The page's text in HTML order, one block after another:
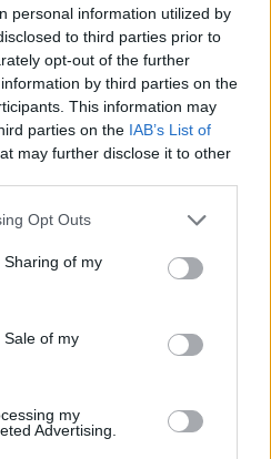
personal information utilized by
to third parties prior to
opt-out of the further
by third parties on the
This information may
parties on the IAB’s List of
may further disclose it to other
Opt Outs
of my
of my
my
Advertising.
miatt. A jegybanki
hogy az üzletkötő egyes
bennfentes
adott tőzsdei
a Budapesti Értéktőzsdére
alapokat érintően egy
megvalósítottak-e
MNB a jelen ügyben a
megállapította, hogy a
jegyek tőzsdei...